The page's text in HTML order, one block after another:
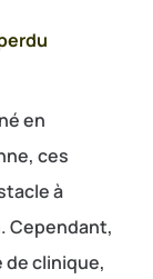
en
ces
à
Cependant,
clinique,